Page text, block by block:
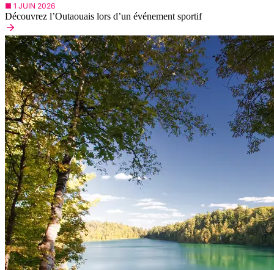
■ 1 JUIN 2026
Découvrez l’Outaouais lors d’un événement sportif